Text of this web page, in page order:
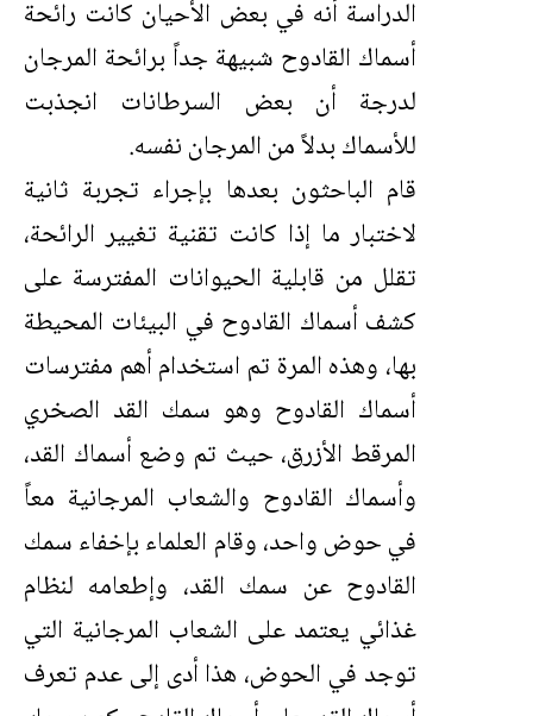
الدراسة أنه في بعض الأحيان كانت رائحة
أسماك القادوح شبيهة جداً برائحة المرجان
لدرجة أن بعض السرطانات انجذبت
للأسماك بدلاً من المرجان نفسه.
قام الباحثون بعدها بإجراء تجربة ثانية
لاختبار ما إذا كانت تقنية تغيير الرائحة،
تقلل من قابلية الحيوانات المفترسة على
كشف أسماك القادوح في البيئات المحيطة
بها، وهذه المرة تم استخدام أهم مفترسات
أسماك القادوح وهو سمك القد الصخري
المرقط الأزرق، حيث تم وضع أسماك القد،
وأسماك القادوح والشعاب المرجانية معاً
في حوض واحد، وقام العلماء بإخفاء سمك
القادوح عن سمك القد، وإطعامه لنظام
غذائي يعتمد على الشعاب المرجانية التي
توجد في الحوض، هذا أدى إلى عدم تعرف